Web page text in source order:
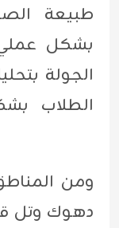
طبيعة
بشكل
الجولة
الطلاب
دهوك وتل